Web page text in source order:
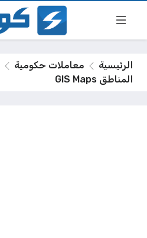
الرئيسية معاملات حكومية
المناطق GIS Maps